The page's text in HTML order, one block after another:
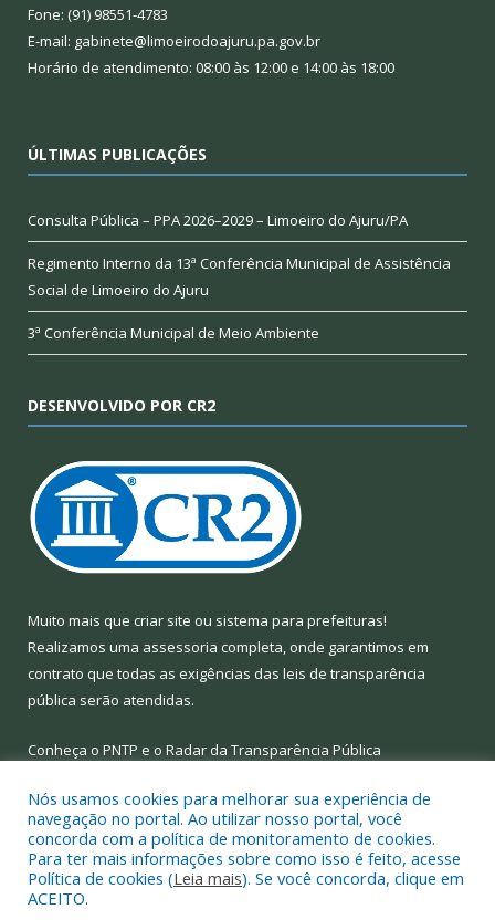
Fone: (91) 98551-4783
E-mail: gabinete@limoeirodoajuru.pa.gov.br
Horário de atendimento: 08:00 às 12:00 e 14:00 às 18:00
ÚLTIMAS PUBLICAÇÕES
Consulta Pública – PPA 2026–2029 – Limoeiro do Ajuru/PA
Regimento Interno da 13ª Conferência Municipal de Assistência
Social de Limoeiro do Ajuru
3ª Conferência Municipal de Meio Ambiente
DESENVOLVIDO POR CR2
Muito mais que criar site ou sistema para prefeituras!
Realizamos uma assessoria completa, onde garantimos em
contrato que todas as exigências das leis de transparência
pública serão atendidas.
Conheça o PNTP e o Radar da Transparência Pública
Todos os direitos reservados a Prefeitura Municipal de Limoeiro
do Ajuru.
Nós usamos cookies para melhorar sua experiência de
navegação no portal. Ao utilizar nosso portal, você
concorda com a política de monitoramento de cookies.
Para ter mais informações sobre como isso é feito, acesse
Política de cookies (Leia mais). Se você concorda, clique em
ACEITO.